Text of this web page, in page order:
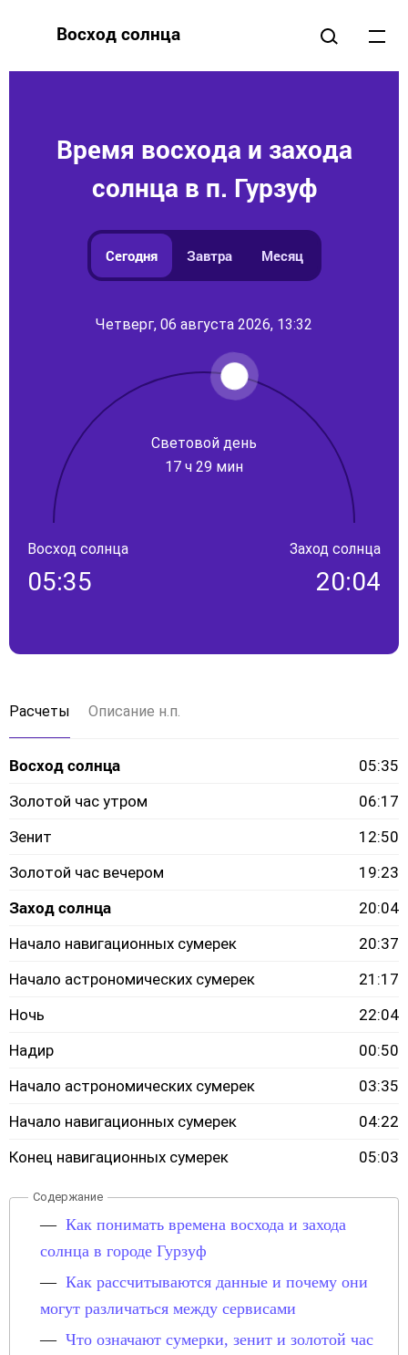
Восход солнца
Время восхода и захода
солнца в п. Гурзуф
Сегодня Завтра Месяц
Четверг, 06 августа 2026, 13:32
Световой день
17 ч 29 мин
Восход солнца
05:35
Заход солнца
20:04
Расчеты Описание н.п.
Восход солнца
05:35
Золотой час утром
06:17
Зенит
12:50
Золотой час вечером
19:23
Заход солнца
20:04
Начало навигационных сумерек
20:37
Начало астрономических сумерек
21:17
Ночь
22:04
Надир
00:50
Начало астрономических сумерек
03:35
Начало навигационных сумерек
04:22
Конец навигационных сумерек
05:03
Как понимать времена восхода и захода
солнца в городе Гурзуф
Как рассчитываются данные и почему они
могут различаться между сервисами
Что означают сумерки, зенит и золотой час